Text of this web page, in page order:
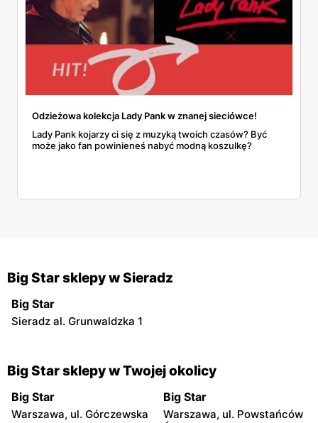
Odzieżowa kolekcja Lady Pank w znanej sieciówce!
Lady Pank kojarzy ci się z muzyką twoich czasów? Być
może jako fan powinieneś nabyć modną koszulkę?
Big Star sklepy w Sieradz
Big Star
Sieradz al. Grunwaldzka 1
Big Star sklepy w Twojej okolicy
Big Star
Warszawa, ul. Górczewska
Big Star
Warszawa, ul. Powstańców